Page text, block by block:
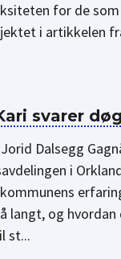
for de
i artikkelen
svarer
Dalsegg
i
langt, og
st...